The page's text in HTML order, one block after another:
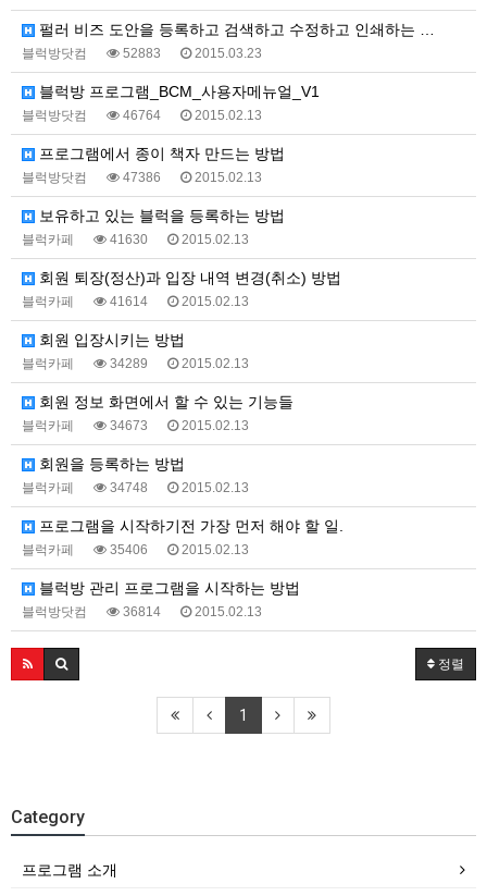
펄러 비즈 도안을 등록하고 검색하고 수정하고 인쇄하는 …
블럭방닷컴 52883 2015.03.23
블럭방 프로그램_BCM_사용자메뉴얼_V1
블럭방닷컴 46764 2015.02.13
프로그램에서 종이 책자 만드는 방법
블럭방닷컴 47386 2015.02.13
보유하고 있는 블럭을 등록하는 방법
블럭카페 41630 2015.02.13
회원 퇴장(정산)과 입장 내역 변경(취소) 방법
블럭카페 41614 2015.02.13
회원 입장시키는 방법
블럭카페 34289 2015.02.13
회원 정보 화면에서 할 수 있는 기능들
블럭카페 34673 2015.02.13
회원을 등록하는 방법
블럭카페 34748 2015.02.13
프로그램을 시작하기전 가장 먼저 해야 할 일.
블럭카페 35406 2015.02.13
블럭방 관리 프로그램을 시작하는 방법
블럭방닷컴 36814 2015.02.13
정렬
1
Category
프로그램 소개